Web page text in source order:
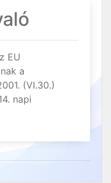
EU
a
(VI.30.)
napi